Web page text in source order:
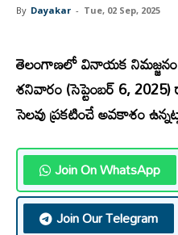
By Dayakar - Tue, 02 Sep, 2025
తెలంగాణలో వినాయక నిమజ్జనం
శనివారం (సెప్టెంబర్ 6, 2025)
సెలవు ప్రకటించే అవకాశం
Join On WhatsApp
Join Our Telegram